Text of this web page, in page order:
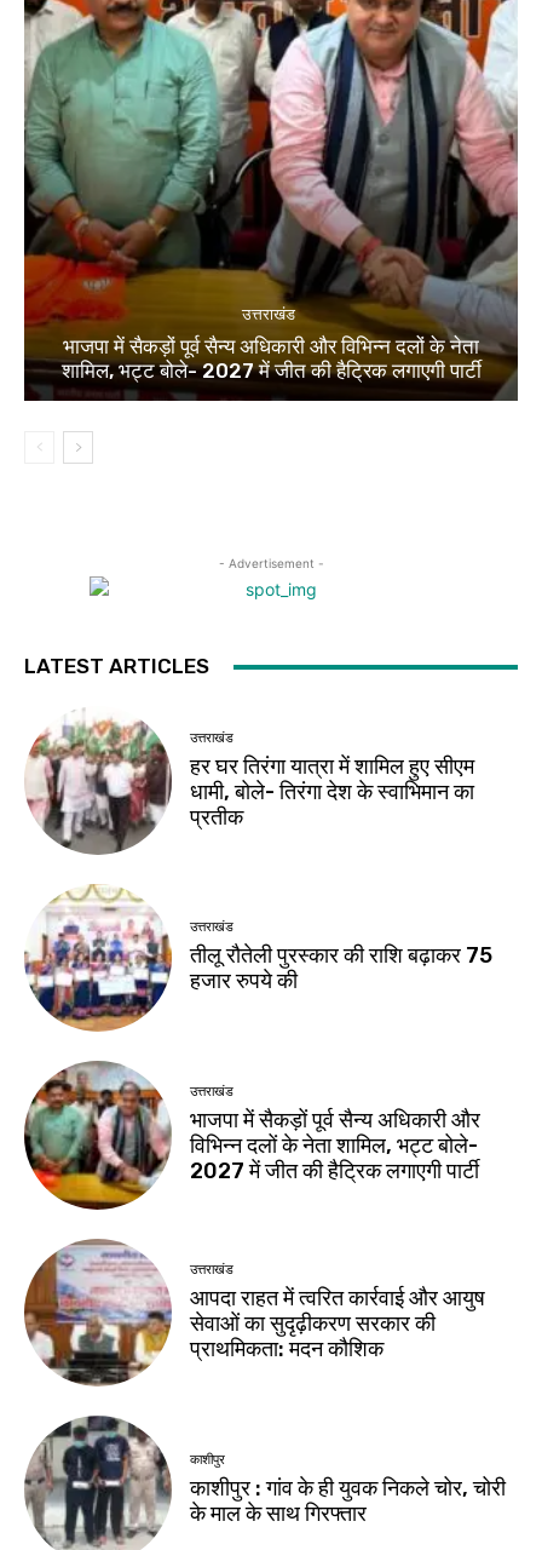
उत्तराखंड
भाजपा में सैकड़ों पूर्व सैन्य अधिकारी और विभिन्न दलों के नेता
शामिल, भट्ट बोले- 2027 में जीत की हैट्रिक लगाएगी पार्टी
- Advertisement -
LATEST ARTICLES
उत्तराखंड
हर घर तिरंगा यात्रा में शामिल हुए सीएम
धामी, बोले- तिरंगा देश के स्वाभिमान का
प्रतीक
उत्तराखंड
तीलू रौतेली पुरस्कार की राशि बढ़ाकर 75
हजार रुपये की
उत्तराखंड
भाजपा में सैकड़ों पूर्व सैन्य अधिकारी और
विभिन्न दलों के नेता शामिल, भट्ट बोले-
2027 में जीत की हैट्रिक लगाएगी पार्टी
उत्तराखंड
आपदा राहत में त्वरित कार्रवाई और आयुष
सेवाओं का सुदृढ़ीकरण सरकार की
प्राथमिकता: मदन कौशिक
काशीपुर
काशीपुर : गांव के ही युवक निकले चोर, चोरी
के माल के साथ गिरफ्तार